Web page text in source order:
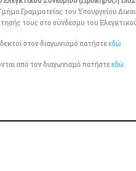
Γραμματείας του Υπουργείου
τους στο σύνδεσμο του
στον διαγωνισμό πατήστεεδώ
από τον διαγωνισμό πατήστεεδώ